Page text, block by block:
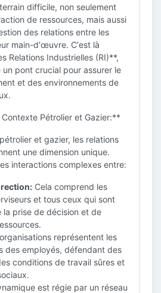
difficile, non seulement
de ressources, mais aussi
des relations entre les
main-d'œuvre. C'est là
Relations Industrielles (RI)**,
pont crucial pour assurer le
et des environnements de
Pétrolier et Gazier:**
et gazier, les relations
une dimension unique.
interactions complexes entre:
Cela comprend les
et tous ceux qui sont
la prise de décision et de
représentent les
des employés, défendant des
conditions de travail sûres et
est régie par un réseau